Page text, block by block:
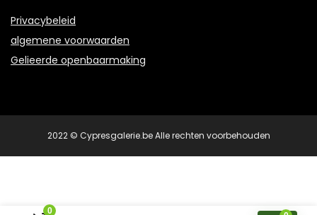
0
Privacybeleid
algemene voorwaarden
Gelieerde openbaarmaking
2022 © Cypresgalerie.be Alle rechten voorbehouden